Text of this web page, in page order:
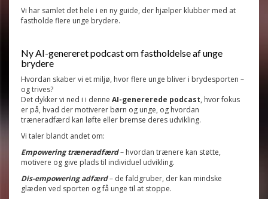
Vi har samlet det hele i en ny guide, der hjælper klubber med at
fastholde flere unge brydere.
Ny AI-genereret podcast om fastholdelse af unge
brydere
Hvordan skaber vi et miljø, hvor flere unge bliver i brydesporten –
og trives?
Det dykker vi ned i i denne AI-genererede podcast, hvor fokus
er på, hvad der motiverer børn og unge, og hvordan
træneradfærd kan løfte eller bremse deres udvikling.
Vi taler blandt andet om:
Empowering træneradfærd– hvordan trænere kan støtte,
motivere og give plads til individuel udvikling.
Dis-empowering adfærd– de faldgruber, der kan mindske
glæden ved sporten og få unge til at stoppe.